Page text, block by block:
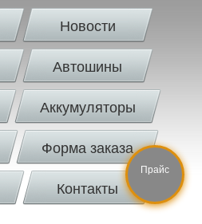
Новости
Автошины
Аккумуляторы
Форма заказа
Контакты
Прайс